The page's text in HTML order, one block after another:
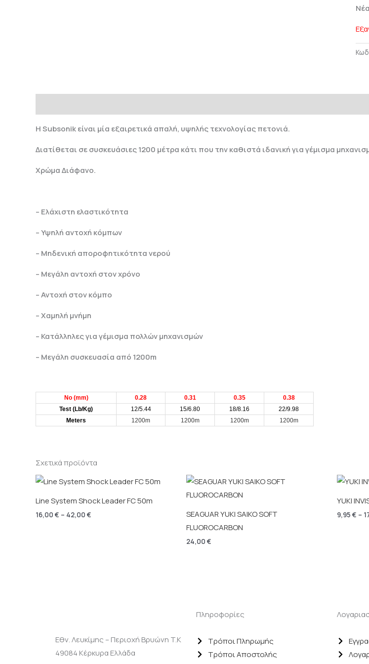
Η Subsonik είναι μία εξαιρετικά απαλή, υψηλής τεχνολογίας πετονιά.
Διατίθεται σε συσκευάσιες 1200 μέτρα κάτι που την καθιστά ιδανική για γέμισμα
Χρώμα Διάφανο.
– Ελάχιστη ελαστικότητα
– Υψηλή αντοχή κόμπων
– Μηδενική αποροφητικότητα νερού
– Μεγάλη αντοχή στον χρόνο
– Αντοχή στον κόμπο
– Χαμηλή μνήμη
– Κατάλληλες για γέμισμα πολλών μηχανισμών
– Μεγάλη συσκευασία από 1200m
Νο (mm) 0.28 0.31 0.35
0.38
Test (Lb/Kg)
12/5.44 15/6.80 18/8.16
22/9.98
Meters
1200m 1200m 1200m 1200m
Σχετικά προϊόντα
Line System Shock Leader FC 50m
16,00 € – 42,00 €
Price
range:
through
SEAGUAR YUKI SAIKO SOFT
FLUOROCARBON
24,00 €
YUKI
9,95 € –
Εθν. Λευκίμης – Περιοχή Βρυώνη T.K
49084 Κέρκυρα Ελλάδα
Πληροφορίες
Τρόποι Πληρωμής
Τρόποι Αποστολής